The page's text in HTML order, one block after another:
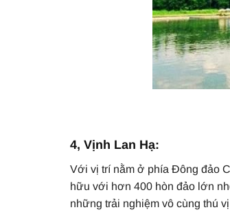
4, Vịnh Lan Hạ:
Với vị trí nằm ở phía Đông đảo
hữu với hơn 400 hòn đảo lớn
những trải nghiệm vô cùng thú